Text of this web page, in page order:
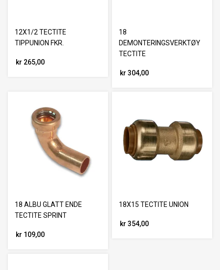
12X1/2 TECTITE
TIPPUNION FKR.
kr 265,00
18
DEMONTERINGSVERKTØY
TECTITE
kr 304,00
18 ALBU GLATT ENDE
TECTITE SPRINT
kr 109,00
18X15 TECTITE UNION
kr 354,00